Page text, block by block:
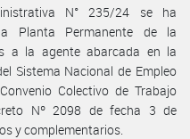
N° 235/24 se ha
Planta Permanente de la
a la agente abarcada en la
Sistema Nacional de Empleo
Colectivo de Trabajo
Nº 2098 de fecha 3 de
y complementarios.